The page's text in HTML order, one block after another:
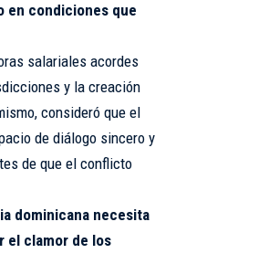
en condiciones que
salariales acordes
y la creación
consideró que el
de diálogo sincero y
de que el conflicto
dominicana necesita
el clamor de los